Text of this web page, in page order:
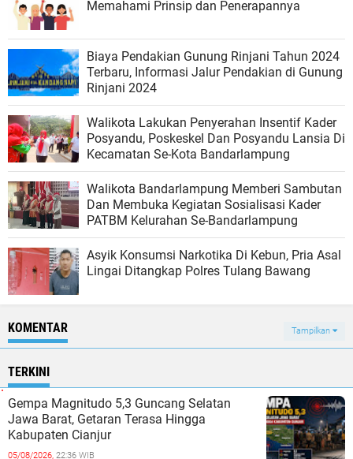
Memahami Prinsip dan Penerapannya
Biaya Pendakian Gunung Rinjani Tahun 2024
Terbaru, Informasi Jalur Pendakian di Gunung
Rinjani 2024
Walikota Lakukan Penyerahan Insentif Kader
Posyandu, Poskeskel Dan Posyandu Lansia Di
Kecamatan Se-Kota Bandarlampung
Walikota Bandarlampung Memberi Sambutan
Dan Membuka Kegiatan Sosialisasi Kader
PATBM Kelurahan Se-Bandarlampung
Asyik Konsumsi Narkotika Di Kebun, Pria Asal
Lingai Ditangkap Polres Tulang Bawang
KOMENTAR Tampilkan
TERKINI
Gempa Magnitudo 5,3 Guncang Selatan
Jawa Barat, Getaran Terasa Hingga
Kabupaten Cianjur
05/08/2026, 22:36 WIB